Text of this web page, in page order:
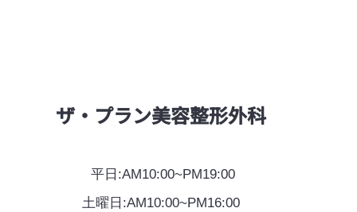
ザ·プラン美容整形外科
平日:AM10:00~PM19:00
土曜日:AM10:00~PM16:00